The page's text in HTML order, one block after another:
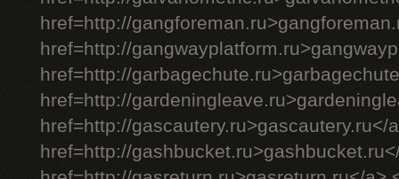
href=http://
href=http://
href=http://
href=http://
href=http://gascautery.ru>gascautery.ru</
href=http://